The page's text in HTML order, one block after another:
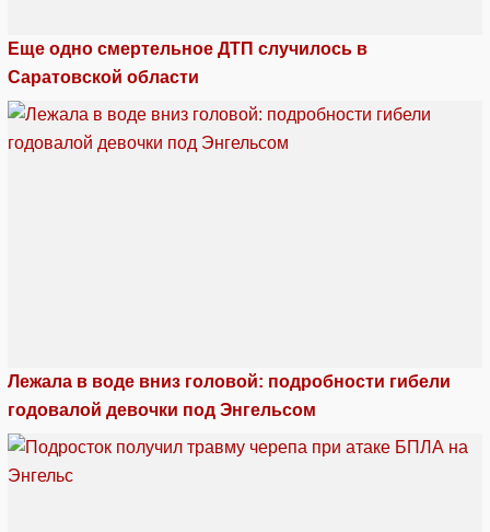
Еще одно смертельное ДТП случилось в
Саратовской области
Лежала в воде вниз головой: подробности гибели
годовалой девочки под Энгельсом